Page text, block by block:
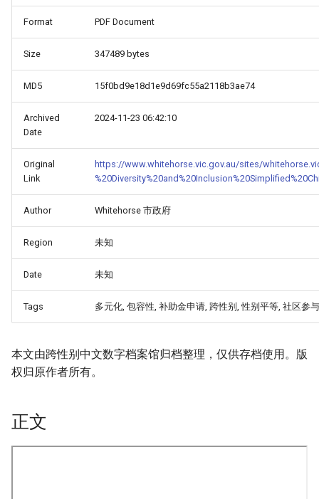
Format PDF Document
Size 347489 bytes
MD5 15f0bd9e18d1e9d69fc55a2118b3ae74
Archived
Date
2024-11-23 06:42:10
Original
Link
https://www.whitehorse.vic.gov.au/sites/
Author Whitehorse 市政府
Region 未知
Date 未知
Tags 多元化, 包容性, 补助金申请, 跨性别, 性别平等, 社区参
本文由跨性别中文数字档案馆归档整理，仅供存档使用。版
权归原作者所有。
正文